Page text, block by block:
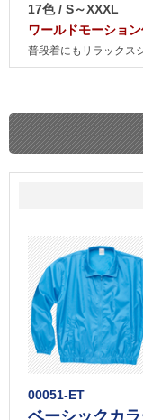
17色 / S～XXXL
ワールドモーショ
普段着にもリラックス
00051-ET
ベーシックカ